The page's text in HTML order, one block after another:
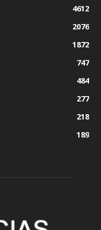
4612
2076
1872
747
484
277
218
189